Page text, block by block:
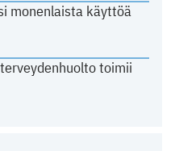
monenlaista käyttöä
toimii